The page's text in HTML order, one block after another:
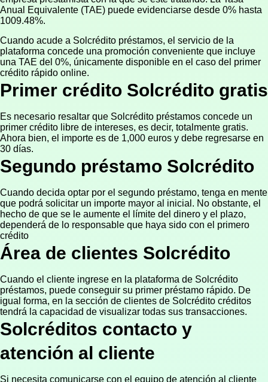
Anual Equivalente (TAE) puede evidenciarse desde 0% hasta
1009.48%.
Cuando acude a Solcrédito préstamos, el servicio de la
plataforma concede una promoción conveniente que incluye
una TAE del 0%, únicamente disponible en el caso del primer
crédito rápido online.
Primer crédito Solcrédito gratis
Es necesario resaltar que Solcrédito préstamos concede un
primer crédito libre de intereses, es decir, totalmente gratis.
Ahora bien, el importe es de 1,000 euros y debe regresarse en
30 días.
Segundo préstamo Solcrédito
Cuando decida optar por el segundo préstamo, tenga en mente
que podrá solicitar un importe mayor al inicial. No obstante, el
hecho de que se le aumente el límite del dinero y el plazo,
dependerá de lo responsable que haya sido con el primero
crédito
Área de clientes Solcrédito
Cuando el cliente ingrese en la plataforma de Solcrédito
préstamos, puede conseguir su primer préstamo rápido. De
igual forma, en la sección de clientes de Solcrédito créditos
tendrá la capacidad de visualizar todas sus transacciones.
Solcréditos contacto y
atención al cliente
Si necesita comunicarse con el equipo de atención al cliente